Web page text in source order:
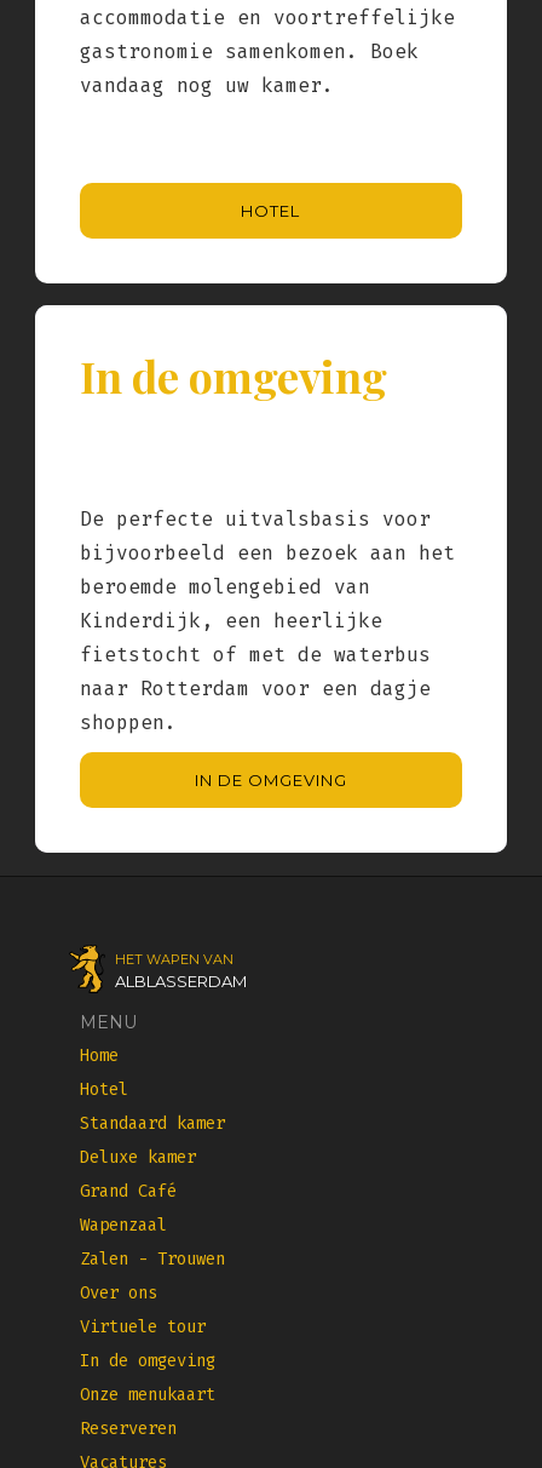
accommodatie en voortreffelijke
gastronomie samenkomen. Boek
vandaag nog uw kamer.
HOTEL
In de omgeving
De perfecte uitvalsbasis voor
bijvoorbeeld een bezoek aan het
beroemde molengebied van
Kinderdijk, een heerlijke
fietstocht of met de waterbus
naar Rotterdam voor een dagje
shoppen.
IN DE OMGEVING
HET WAPEN VAN
ALBLASSERDAM
MENU
Home
Hotel
Standaard kamer
Deluxe kamer
Grand Café
Wapenzaal
Zalen - Trouwen
Over ons
Virtuele tour
In de omgeving
Onze menukaart
Reserveren
Vacatures